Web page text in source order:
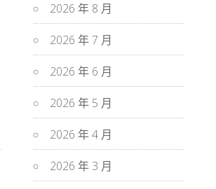
2026 年 8 月
2026 年 7 月
2026 年 6 月
2026 年 5 月
2026 年 4 月
2026 年 3 月